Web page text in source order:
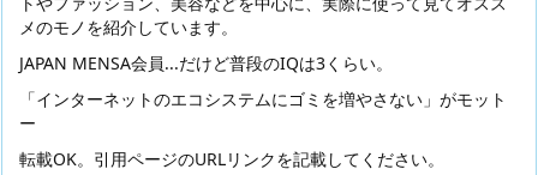
メのモノを紹介しています。
JAPAN MENSA会員...だけど普段のIQは3くらい。
「インターネットのエコシステムにゴミを増やさない」がモット
ー
転載OK。引用ページのURLリンクを記載してください。